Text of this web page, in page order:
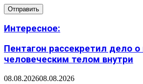
Интересное:
Пентагон рассекретил дело
человеческим телом внутри
08.08.202608.08.2026